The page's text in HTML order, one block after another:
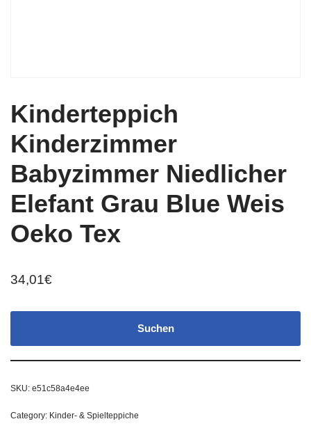
Kinderteppich
Kinderzimmer
Babyzimmer Niedlicher
Elefant Grau Blue Weis
Oeko Tex
34,01€
Suchen
SKU: e51c58a4e4ee
Category: Kinder- & Spielteppiche